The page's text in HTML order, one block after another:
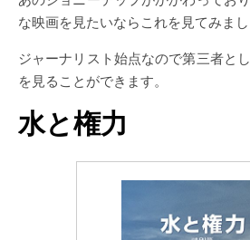
な映画を見たいならこれを見てみまし
ジャーナリスト始点なので第三者と
を見ることができます。
水と権力